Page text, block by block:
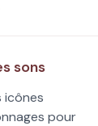
sons
icônes
pour